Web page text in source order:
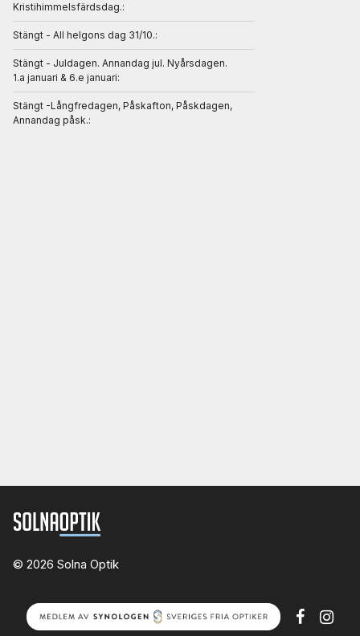
Kristihimmelsfärdsdag.:
Stängt - All helgons dag 31/10.:
Stängt - Juldagen. Annandag jul. Nyårsdagen.
1.a januari & 6.e januari:
Stängt -Långfredagen, Påskafton, Påskdagen,
Annandag påsk.:
© 2026 Solna Optik